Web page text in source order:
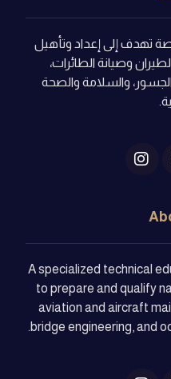
تهدف إلى إعداد وتأهيل
وصيانة الطائرات،
والسلامة والصحة
A specialized technical
to prepare and qualify
aviation and aircraft
bridge engineering, and